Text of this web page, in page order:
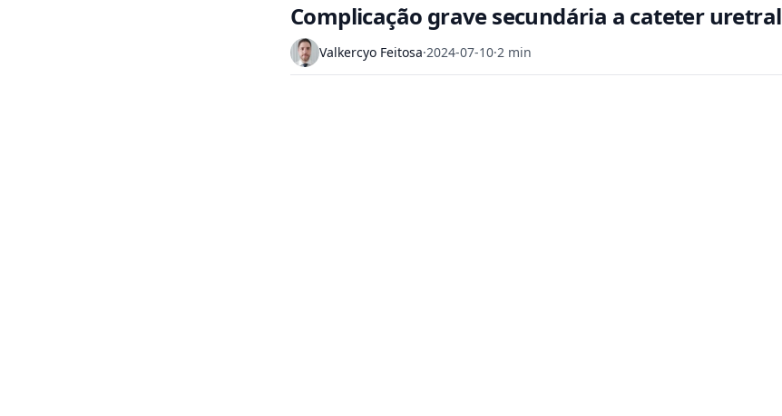
Complicação grave secundária a cateter uretral
Valkercyo Feitosa·2024-07-10·2 min